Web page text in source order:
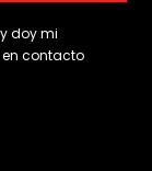
doy mi
en contacto